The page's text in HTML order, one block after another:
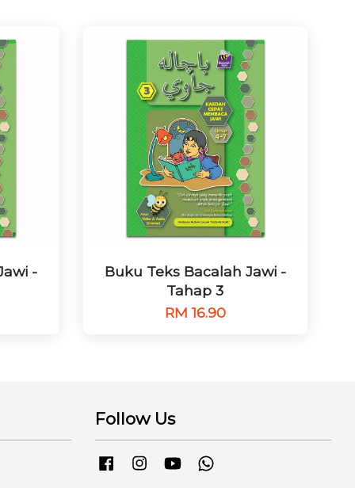
-
Buku Teks Bacalah Jawi -
Tahap 3
RM 16.90
Follow Us
FacebookInstagramYouTube